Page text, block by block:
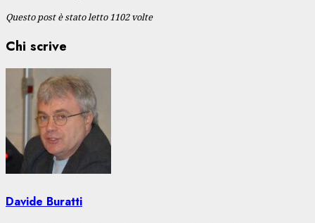
Questo post è stato letto 1102 volte
Chi scrive
Davide Buratti